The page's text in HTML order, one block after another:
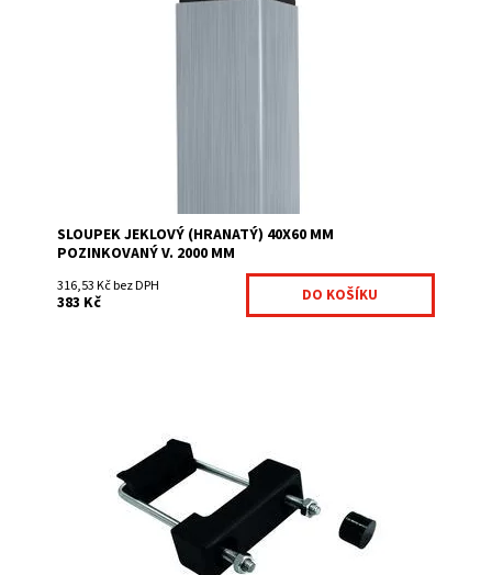
sloupek jekl 40x60 mm žárově pozinkované nános ZN 240
SLOUPEK JEKLOVÝ (HRANATÝ) 40X60 MM
POZINKOVANÝ V. 2000 MM
316,53 Kč bez DPH
383 Kč
Pomocí této příchytky se montují svařované panely bez
dalšího dodatečného příslušenství. Tato příchytka se
montuje bez zásahu do sloupku
Dostupnost:
Na centrálním skladě
PRIPAN60X40-325
Fence consulting